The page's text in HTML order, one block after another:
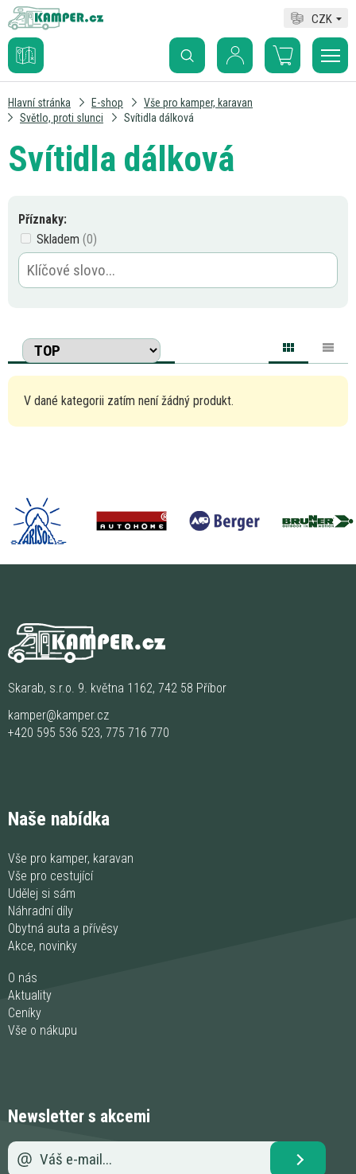
CZK
Hlavní stránka E-shop
Vše pro kamper, karavan
Světlo, proti slunci
Svítidla dálková
Svítidla dálková
Příznaky:
Skladem
V dané kategorii zatím není žádný produkt.
Skarab, s.r.o. 9. května 1162, 742 58 Příbor
kamper@kamper.cz
+420 595 536 523, 775 716 770
Naše nabídka
Vše pro kamper, karavan
Vše pro cestující
Udělej si sám
Náhradní díly
Obytná auta a přívěsy
Akce, novinky
O nás
Aktuality
Ceníky
Vše o nákupu
Newsletter s akcemi